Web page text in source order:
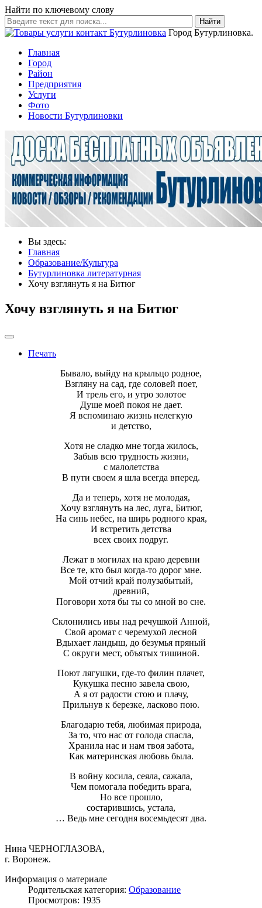
Найти по ключевому слову
Найти
Город Бутурлиновка.
Главная
Город
Район
Предприятия
Услуги
Фото
Новости Бутурлиновки
Вы здесь:
Главная
Образование/Культура
Бутурлиновка литературная
Хочу взглянуть я на Битюг
Хочу взглянуть я на Битюг
Печать
Бывало, выйду на крыльцо родное,
Взгляну на сад, где соловей поет,
И трель его, и утро золотое
Душе моей покоя не дает.
Я вспоминаю жизнь нелегкую
и детство,
Хотя не сладко мне тогда жилось,
Забыв всю трудность жизни,
с малолетства
В пути своем я шла всегда вперед.
Да и теперь, хотя не молодая,
Хочу взглянуть на лес, луга, Битюг,
На синь небес, на ширь родного края,
И встретить детства
всех своих подруг.
Лежат в могилах на краю деревни
Все те, кто был когда-то дорог мне.
Мой отчий край полузабытый,
древний,
Поговори хотя бы ты со мной во сне.
Склонились ивы над речушкой Анной,
Свой аромат с черемухой лесной
Вдыхает ландыш, до безумья пряный
С округи мест, объятых тишиной.
Поют лягушки, где-то филин плачет,
Кукушка песню завела свою,
А я от радости стою и плачу,
Прильнув к березке, ласково пою.
Благодарю тебя, любимая природа,
За то, что нас от голода спасла,
Хранила нас и нам твоя забота,
Как материнская любовь была.
В войну косила, сеяла, сажала,
Чем помогала победить врага,
Но все прошло,
состарившись, устала,
… Ведь мне сегодня восемьдесят два.
Нина ЧЕРНОГЛАЗОВА,
г. Воронеж.
Информация о материале
Родительская категория: Образование
Просмотров: 1935